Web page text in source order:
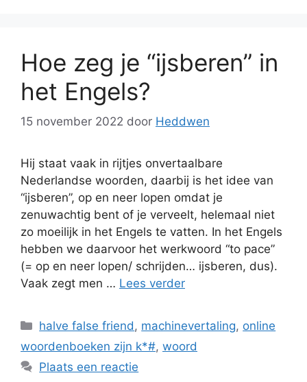
Hoe zeg je “ijsberen” in
het Engels?
15 november 2022 door Heddwen
Hij staat vaak in rijtjes onvertaalbare
Nederlandse woorden, daarbij is het idee van
“ijsberen”, op en neer lopen omdat je
zenuwachtig bent of je verveelt, helemaal niet
zo moeilijk in het Engels te vatten. In het Engels
hebben we daarvoor het werkwoord “to pace”
(= op en neer lopen/ schrijden… ijsberen, dus).
Vaak zegt men … Lees verder
Categorieën
halve false friend, machinevertaling, online
woordenboeken zijn k*#, woord
Plaats een reactie